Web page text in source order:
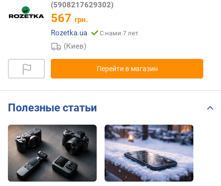
(5908217629302)
567 грн.
Rozetka.ua
С нами 7 лет
(Киев)
Перейти в магазин
Полезные статьи